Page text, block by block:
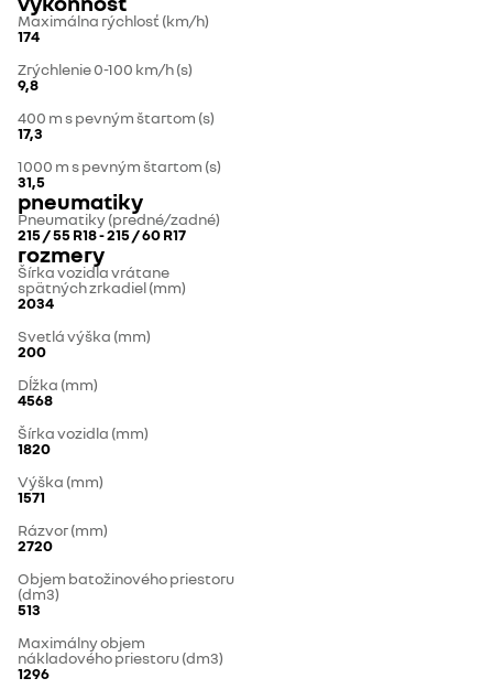
Maximálna rýchlosť (km/h)
174
Zrýchlenie 0-100 km/h (s)
9,8
400 m s pevným štartom (s)
17,3
1000 m s pevným štartom (s)
31,5
pneumatiky
Pneumatiky (predné/zadné)
215 / 55 R18 - 215 / 60 R17
rozmery
Šírka vozidla vrátane
spätných zrkadiel (mm)
2034
Svetlá výška (mm)
200
Dĺžka (mm)
4568
Šírka vozidla (mm)
1820
Výška (mm)
1571
Rázvor (mm)
2720
Objem batožinového priestoru
(dm3)
513
Maximálny objem
nákladového priestoru (dm3)
1296